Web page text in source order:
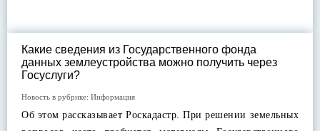
Какие сведения из Государственного фонда
данных землеустройства можно получить через
Госуслуги?
Новость в рубрике: Информация
Об этом рассказывает Роскадастр. При решении земельных